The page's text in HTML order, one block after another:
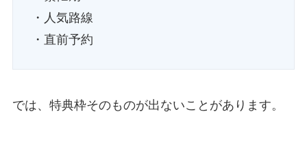
・人気路線
・直前予約
では、特典枠そのものが出ないことがあります。